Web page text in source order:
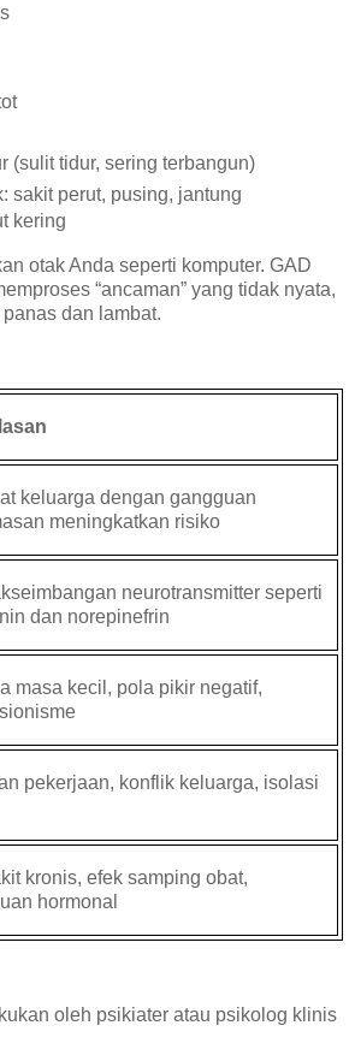
(sulit tidur, sering terbangun)
sakit perut, pusing, jantung
kering
otak Anda seperti komputer. GAD
“ancaman” yang tidak nyata,
dan lambat.
keluarga dengan gangguan
meningkatkan risiko
neurotransmitter seperti
dan norepinefrin
masa kecil, pola pikir negatif,
pekerjaan, konflik keluarga, isolasi
kronis, efek samping obat,
hormonal
oleh psikiater atau psikolog klinis